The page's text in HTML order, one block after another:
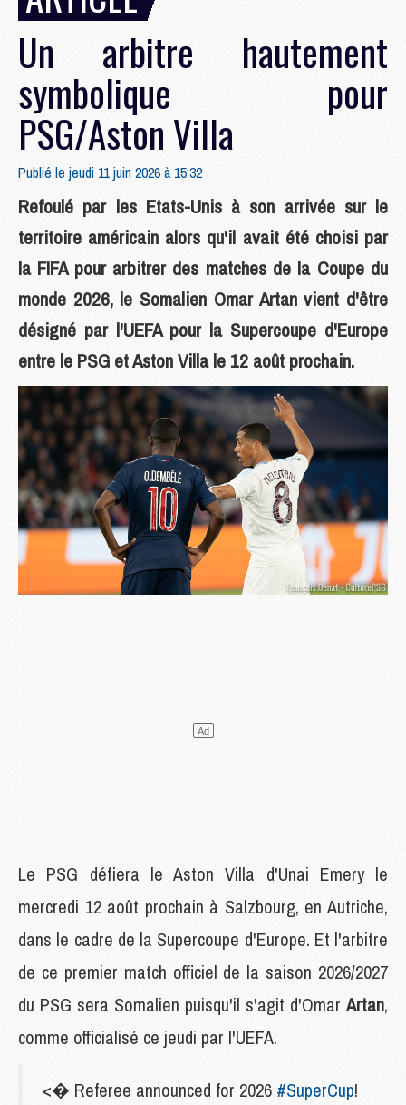
Un arbitre hautement
symbolique pour
PSG/Aston Villa
Publié le jeudi 11 juin 2026 à 15:32
Refoulé par les Etats-Unis à son arrivée sur le
territoire américain alors qu'il avait été choisi par
la FIFA pour arbitrer des matches de la Coupe du
monde 2026, le Somalien Omar Artan vient d'être
désigné par l'UEFA pour la Supercoupe d'Europe
entre le PSG et Aston Villa le 12 août prochain.
Le PSG défiera le Aston Villa d'Unai Emery le
mercredi 12 août prochain à Salzbourg, en Autriche,
dans le cadre de la Supercoupe d'Europe. Et l'arbitre
de ce premier match officiel de la saison 2026/2027
du PSG sera Somalien puisqu'il s'agit d'Omar Artan,
comme officialisé ce jeudi par l'UEFA.
<� Referee announced for 2026 #SuperCup!